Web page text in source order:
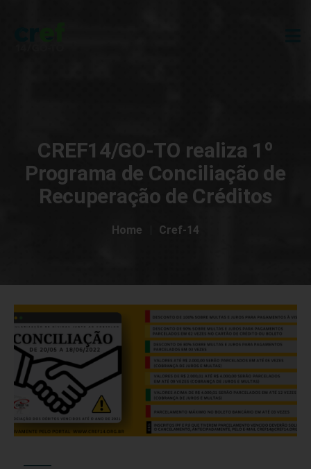
CREF14/GO-TO realiza 1º
Programa de Conciliação de
Recuperação de Créditos
Home Cref-14